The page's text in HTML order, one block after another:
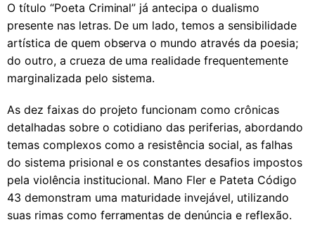
O título “Poeta Criminal” já antecipa o dualismo
presente nas letras. De um lado, temos a sensibilidade
artística de quem observa o mundo através da poesia;
do outro, a crueza de uma realidade frequentemente
marginalizada pelo sistema.
As dez faixas do projeto funcionam como crônicas
detalhadas sobre o cotidiano das periferias, abordando
temas complexos como a resistência social, as falhas
do sistema prisional e os constantes desafios impostos
pela violência institucional. Mano Fler e Pateta Código
43 demonstram uma maturidade invejável, utilizando
suas rimas como ferramentas de denúncia e reflexão.